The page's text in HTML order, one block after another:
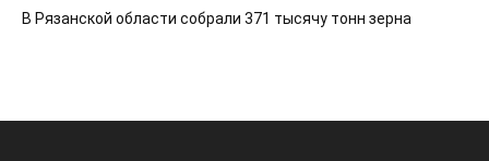
В Рязанской области собрали 371 тысячу тонн зерна